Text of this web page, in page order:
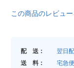
この商品のレビュ
配 送： 翌日
送 料：
宅急